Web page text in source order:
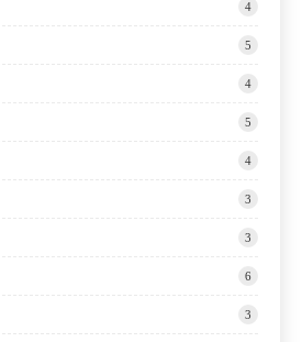
4
5
4
5
4
3
3
6
3